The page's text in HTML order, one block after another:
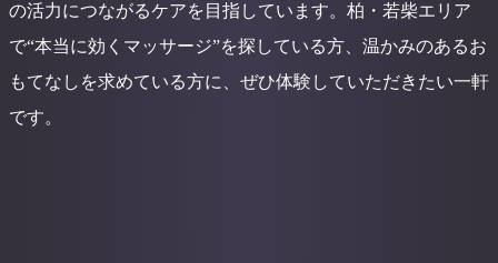
の活力につながるケアを目指しています。柏・若柴エリア
で“本当に効くマッサージ”を探している方、温かみのあるお
もてなしを求めている方に、ぜひ体験していただきたい一軒
です。